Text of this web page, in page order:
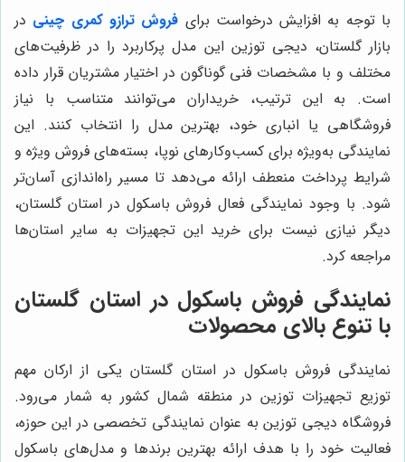
با توجه به افزایش درخواست برای فروش ترازو کمری چینی در
بازار گلستان، دیجی توزین این مدل پرکاربرد را در ظرفیت‌های
مختلف و با مشخصات فنی گوناگون در اختیار مشتریان قرار داده
است. به این ترتیب، خریداران می‌توانند متناسب با نیاز
فروشگاهی یا انباری خود، بهترین مدل را انتخاب کنند. این
نمایندگی به‌ویژه برای کسب‌وکارهای نوپا، بسته‌های فروش ویژه و
شرایط پرداخت منعطف ارائه می‌دهد تا مسیر راه‌اندازی آسان‌تر
شود. با وجود نمایندگی فعال فروش باسکول در استان گلستان،
دیگر نیازی نیست برای خرید این تجهیزات به سایر استان‌ها
مراجعه کرد.
نمایندگی فروش باسکول در استان گلستان
با تنوع بالای محصولات
نمایندگی فروش باسکول در استان گلستان یکی از ارکان مهم
توزیع تجهیزات توزین در منطقه شمال کشور به شمار می‌رود.
فروشگاه دیجی توزین به عنوان نمایندگی تخصصی در این حوزه،
فعالیت خود را با هدف ارائه بهترین برندها و مدل‌های باسکول